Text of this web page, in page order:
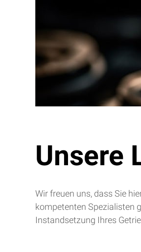
Unsere
Wir freuen uns, dass Sie
kompetenten Spezialisten
Instandsetzung Ihres